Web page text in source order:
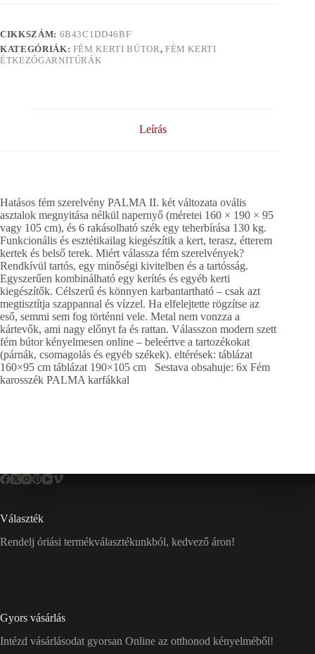
CIKKSZÁM: 6B43C1DD46BF
KATEGÓRIÁK: FÉM KERTI BÚTOR , FÉM KERTI
ÉTKEZŐGARNITÚRÁK
Leírás
Hatásos fém szerelvény PALMA II. két változata ovális
asztalok megnyitása nélkül napernyő (méretei 160 × 190 × 95
vagy 105 cm), és 6 rakásolható szék egy teherbírása 130 kg.
Funkcionális és esztétikailag kiegészítik a kert, terasz, étterem
kertek és belső terek. Miért válassza fém szerelvények?
Rendkívül tartós, egy minőségi kivitelben és a tartósság.
Egyszerűen kombinálható egy kerítés és egyéb kerti
kiegészítők. Célszerű és könnyen karbantartható – csak azt
megtisztítja szappannal és vízzel. Ha elfelejtette rögzítse az
eső, semmi sem fog történni vele. Metal nem vonzza a
kártevők, ami nagy előnyt fa és rattan. Válasszon modern szett
fém bútor kényelmesen online – beleértve a tartozékokat
(párnák, csomagolás és egyéb székek). eltérések: táblázat
160×95 cm táblázat 190×105 cm Sestava obsahuje: 6x Fém
karosszék PALMA karfákkal
Választék
Rendelj óriási termékválasztékunkból, kedvező áron!
Gyors vásárlás
Intézd vásárlásodat gyorsan Online az otthonod kényelméből!